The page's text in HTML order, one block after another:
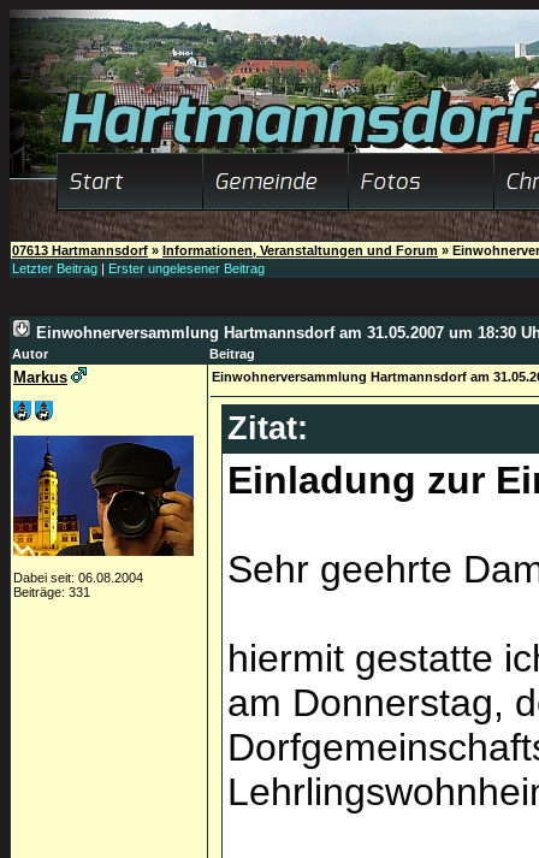
07613 Hartmannsdorf » Informationen, Veranstaltungen und Forum »
Letzter Beitrag | Erster ungelesener Beitrag
Einwohnerversammlung Hartmannsdorf am 31.05.2007 um 18:30
Autor Beitrag
Markus
Dabei seit: 06.08.2004
Beiträge: 331
Einwohnerversammlung Hartmannsdorf am
Zitat:
Einladung zur
Sehr geehrte
hiermit gestatte
am Donnerstag,